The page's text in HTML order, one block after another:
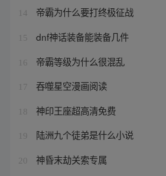
14 帝霸为什么要打终极征战
15 dnf神话装备能装备几件
16 帝霸等级为什么很混乱
17 吞噬星空漫画阅读
18 神印王座超高清免费
19 陆洲九个徒弟是什么小说
20 神昏末劫关索专属